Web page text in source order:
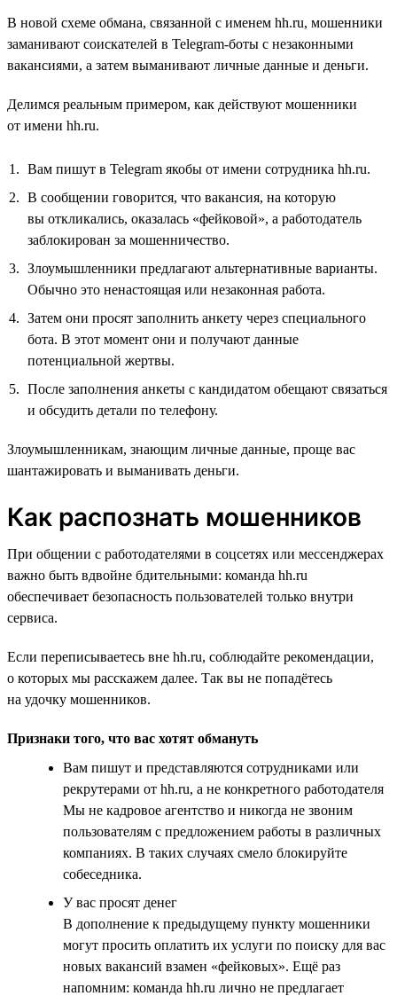
В новой схеме обмана, связанной с именем hh.ru, мошенники
заманивают соискателей в Telegram-боты с незаконными
вакансиями, а затем выманивают личные данные и деньги.
Делимся реальным примером, как действуют мошенники
от имени hh.ru.
Вам пишут в Telegram якобы от имени сотрудника hh.ru.
В сообщении говорится, что вакансия, на которую
вы откликались, оказалась «фейковой», а работодатель
заблокирован за мошенничество.
Злоумышленники предлагают альтернативные варианты.
Обычно это ненастоящая или незаконная работа.
Затем они просят заполнить анкету через специального
бота. В этот момент они и получают данные
потенциальной жертвы.
После заполнения анкеты с кандидатом обещают связаться
и обсудить детали по телефону.
Злоумышленникам, знающим личные данные, проще вас
шантажировать и выманивать деньги.
Как распознать мошенников
При общении с работодателями в соцсетях или мессенджерах
важно быть вдвойне бдительными: команда hh.ru
обеспечивает безопасность пользователей только внутри
сервиса.
Если переписываетесь вне hh.ru, соблюдайте рекомендации,
о которых мы расскажем далее. Так вы не попадётесь
на удочку мошенников.
Признаки того, что вас хотят обмануть
Вам пишут и представляются сотрудниками или
рекрутерами от hh.ru, а не конкретного работодателя
Мы не кадровое агентство и никогда не звоним
пользователям с предложением работы в различных
компаниях. В таких случаях смело блокируйте
собеседника.
У вас просят денег
В дополнение к предыдущему пункту мошенники
могут просить оплатить их услуги по поиску для вас
новых вакансий взамен «фейковых». Ещё раз
напомним: команда hh.ru лично не предлагает